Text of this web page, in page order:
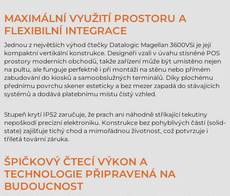
MAXIMÁLNÍ VYUŽITÍ PROSTORU A
FLEXIBILNÍ INTEGRACE
Jednou z největších výhod čtečky Datalogic Magellan 3600VSi je její
kompaktní vertikální konstrukce. Designéři vzali v úvahu stísněné POS
prostory moderních obchodů, takže zařízení může být umístěno nejen
na pultu, ale funguje perfektně i při montáži na stěnu nebo přímém
zabudování do kiosků a samoobslužných terminálů. Díky plochému
přednímu povrchu skener esteticky a bez mezer zapadá do stávajících
systémů a dodává platebnímu místu čistý vzhled.
Stupeň krytí IP52 zaručuje, že prach ani náhodně stříkající tekutiny
nepoškodí precizní elektroniku. Konstrukce bez pohyblivých částí (solid-
state) zajišťuje tichý chod a mimořádnou životnost, což potvrzuje i
tříletá tovární záruka.
ŠPIČKOVÝ ČTECÍ VÝKON A
TECHNOLOGIE PŘIPRAVENÁ NA
BUDOUCNOST